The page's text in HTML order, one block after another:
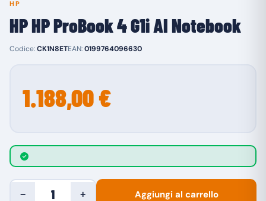
HP
HP HP ProBook 4 G1i AI Notebook
Codice:CK1N8ETEAN:0199764096630
1.188,00 €
− + Aggiungi al carrello